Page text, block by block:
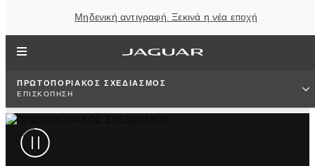
Μηδενική αντιγραφή. Ξεκινά η νέα εποχή
ΠΡΩΤΟΠΟΡΙΑΚΟΣ ΣΧΕΔΙΑΣΜΟΣ
ΕΠΙΣΚΟΠΗΣΗ